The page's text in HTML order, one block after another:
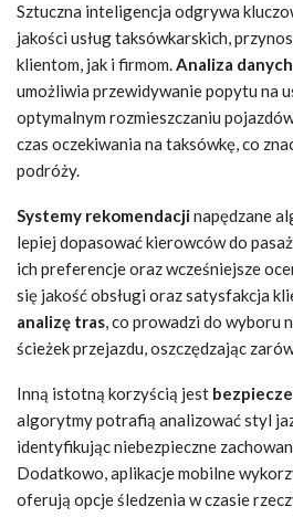
Sztuczna inteligencja odgrywa
jakości usług taksówkarskich,
klientom, jak i firmom.Analiza
umożliwia przewidywanie popytu na
optymalnym rozmieszczaniu
czas oczekiwania na taksówkę, co
podróży.
Systemy rekomendacjinapędzane
lepiej dopasować kierowców do
ich preferencje oraz wcześniejsze
się jakość obsługi oraz satysfakcja
analizę tras, co prowadzi do wyboru
ścieżek przejazdu, oszczędzając
Inną istotną korzyścią jest
algorytmy potrafią analizować styl
identyfikując niebezpieczne
Dodatkowo, aplikacje mobilne
oferują opcje śledzenia w czasie